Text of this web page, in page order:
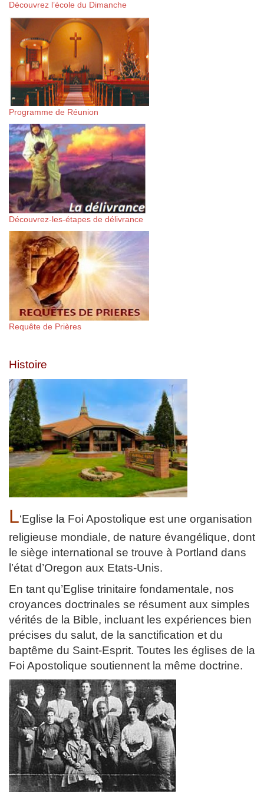
Découvrez l’école du Dimanche
Programme de Réunion
Découvrez-les-étapes de délivrance
Requête de Prières
Histoire
L‘Eglise la Foi Apostolique est une organisation
religieuse mondiale, de nature évangélique, dont
le siège international se trouve à Portland dans
l’état d’Oregon aux Etats-Unis.
En tant qu’Eglise trinitaire fondamentale, nos
croyances doctrinales se résument aux simples
vérités de la Bible, incluant les expériences bien
précises du salut, de la sanctification et du
baptême du Saint-Esprit. Toutes les églises de la
Foi Apostolique soutiennent la même doctrine.